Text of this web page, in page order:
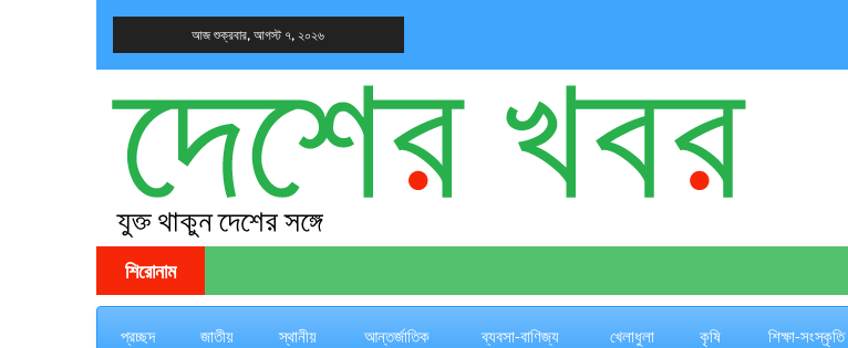
আজ শুক্রবার, আগস্ট ৭, ২০২৬
দেশের খবর
যুক্ত থাকুন দেশের সঙ্গে
শিরোনাম
প্রচ্ছদ জাতীয় স্থানীয় আন্তর্জাতিক ব্যবসা-বাণিজ্য খেলাধুলা কৃষি শিক্ষা-সংস্কৃতি